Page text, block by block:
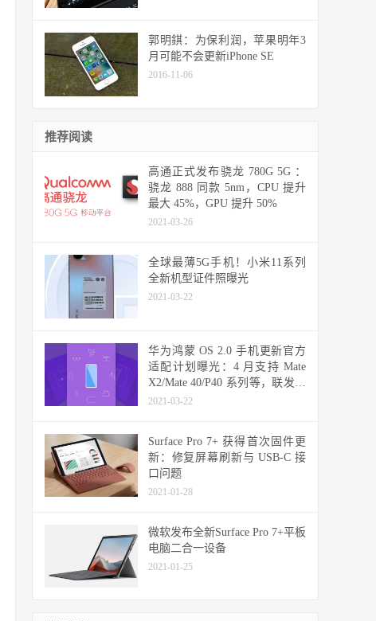
郭明錤：为保利润，苹果明年3
月可能不会更新iPhone SE
2016-11-06
推荐阅读
高通正式发布骁龙 780G 5G ：
骁龙 888 同款 5nm，CPU 提升
最大 45%，GPU 提升 50%
2021-03-26
全球最薄5G手机！小米11系列
全新机型证件照曝光
2021-03-22
华为鸿蒙 OS 2.0 手机更新官方
适配计划曝光：4 月支持 Mate
X2/Mate 40/P40 系列等，联发科
天玑机型可能无缘
2021-03-22
Surface Pro 7+ 获得首次固件更
新：修复屏幕刷新与 USB-C 接
口问题
2021-01-28
微软发布全新Surface Pro 7+平板
电脑二合一设备
2021-01-25